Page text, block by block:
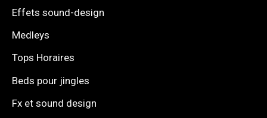
Effets sound-design
Medleys
Tops Horaires
Beds pour jingles
Fx et sound design